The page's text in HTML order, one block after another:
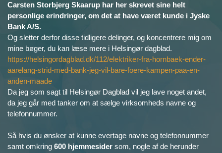
Carsten Storbjerg Skaarup har her skrevet sine helt
personlige erindringer, om det at have været kunde i Jyske
Bank A/S.
Og sletter derfor disse tidligere delinger, og koncentrere mig om
mine bøger, du kan læse mere i Helsingør dagblad.
https://helsingordagblad.dk/112/elektriker-fra-hornbaek-ender-
aarelang-strid-med-bank-jeg-vil-bare-foere-kampen-paa-en-
anden-maade
Da jeg som sagt til Helsingør Dagblad vil jeg lave noget andet,
da jeg går med tanker om at sælge virksomheds navne og
telefonnummer.
Så hvis du ønsker at kunne evertage navne og telefonnummer
samt omkring 600 hjemmesider som, nogle af de herunder